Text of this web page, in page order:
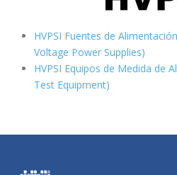
HVPSI Fuentes de
Voltage Power Supplies)
HVPSI Equipos de Medida de
Test Equipment)